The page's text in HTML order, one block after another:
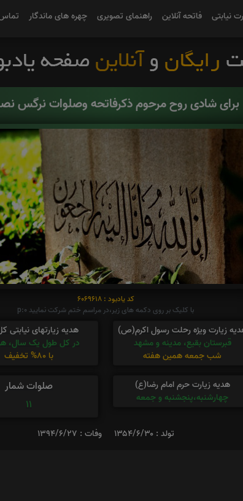
نیابتی فاتحه آنلاین راهنمای تصویری چهره های ماندگار
برای شادی روح مرحوم ذکرفاتحه وصلوات نرگس
کد یادبود : 6069618
با کلیک بر روی دکمه های زیر،در مراسم ختم شرکت نمایید p:0
زیارت ویژه رحلت رسول اکرم(ص)
قبرستان بقیع، مدینه و مشهد
شب جمعه همین هفته
هدیه زیارتهای نیابتی
در کل طول یک سال،
با 80% تخفیف
هدیه زیارت حرم امام رضا(ع)
چهارشنبه،پنجشنبه و جمعه
صلوات شمار
11
تولد : ۱۳۵۴/۶/۳۰ وفات : ۱۳۹۴/۶/۲۷